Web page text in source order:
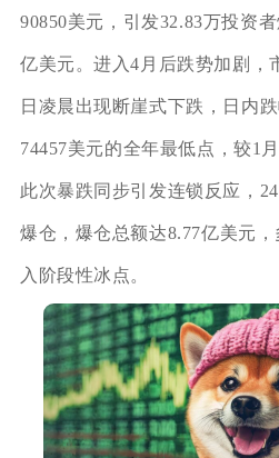
90850美元，引发32.83万投资
亿美元。进入4月后跌势加剧，
日凌晨出现断崖式下跌，日内
74457美元的全年最低点，较1
此次暴跌同步引发连锁反应，
爆仓，爆仓总额达8.77亿美元
入阶段性冰点。